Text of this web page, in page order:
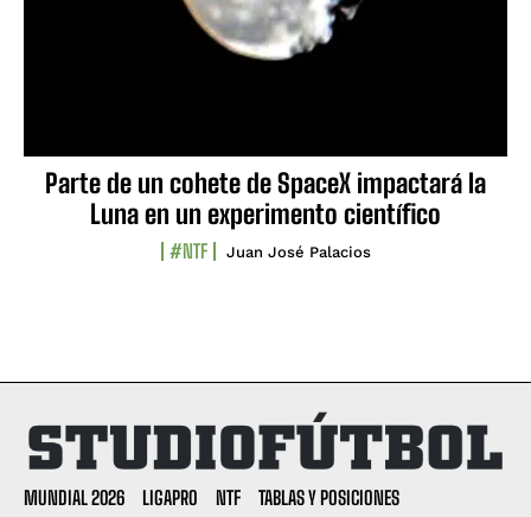
Parte de un cohete de SpaceX impactará la
Luna en un experimento científico
#NTF Juan José Palacios
MUNDIAL 2026 LIGAPRO NTF
TABLAS Y POSICIONES